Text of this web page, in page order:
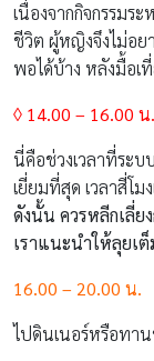
เนื่องจากกิจกรรมร
ชีวิต ผู้หญิงจึงไม่อย
พอได้บ้าง หลังมื้อเ
◊ 14.00 – 16.00 น.
นี่คือช่วงเวลาที่ระ
เยี่ยมที่สุด เวลาสี่โ
ดังนั้น ควรหลีกเลี่ย
เราแนะนำให้ลุยเ
16.00 – 20.00 น.
ไปดินเนอร์หรือทา